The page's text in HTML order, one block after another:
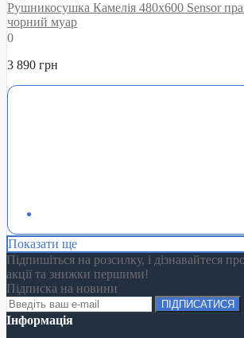
Рушникосушка Камелія 480х600 Sensor
чорний муар
0
3 890 грн
Показати ще
Підпишіться на розсилку, і дізнавайтеся
акції та знижки першими!
Підписка на новини
ПІДПИСАТИСЯ
Інформація